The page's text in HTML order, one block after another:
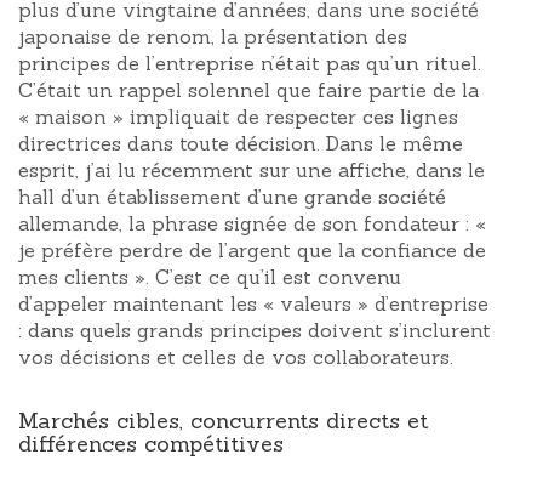
plus d’une vingtaine d’années, dans une société
japonaise de renom, la présentation des
principes de l’entreprise n’était pas qu’un rituel.
C’était un rappel solennel que faire partie de la
« maison » impliquait de respecter ces lignes
directrices dans toute décision. Dans le même
esprit, j’ai lu récemment sur une affiche, dans le
hall d’un établissement d’une grande société
allemande, la phrase signée de son fondateur : «
je préfère perdre de l’argent que la confiance de
mes clients ». C’est ce qu’il est convenu
d’appeler maintenant les « valeurs » d’entreprise
: dans quels grands principes doivent s’inclurent
vos décisions et celles de vos collaborateurs.
Marchés cibles, concurrents directs et
différences compétitives